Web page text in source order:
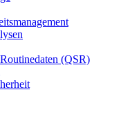
(QSR)